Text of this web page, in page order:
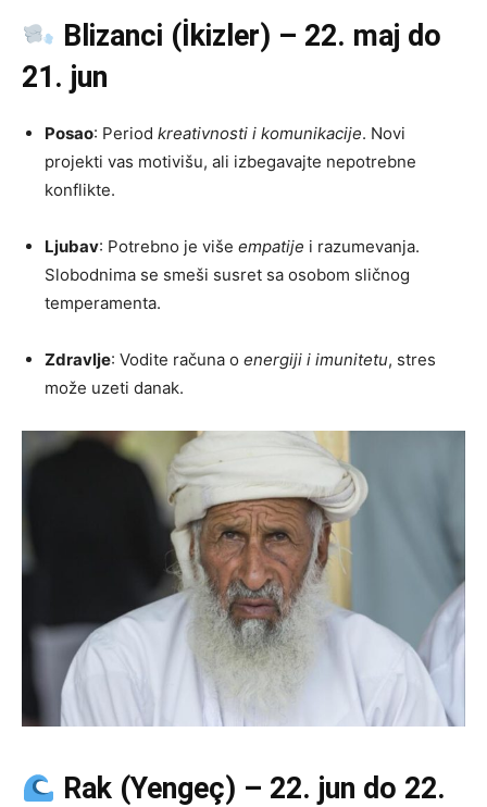
Blizanci (İkizler) – 22. maj do
21. jun
Posao: Period kreativnosti i komunikacije. Novi
projekti vas motivišu, ali izbegavajte nepotrebne
konflikte.
Ljubav: Potrebno je više empatije i razumevanja.
Slobodnima se smeši susret sa osobom sličnog
temperamenta.
Zdravlje: Vodite računa o energiji i imunitetu, stres
može uzeti danak.
Rak (Yengeç) – 22. jun do 22.